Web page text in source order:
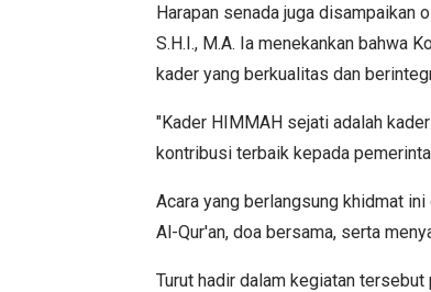
Harapan senada juga disampaikan
S.H.I., M.A. Ia menekankan bahwa
kader yang berkualitas dan
"Kader HIMMAH sejati adalah
kontribusi terbaik kepada
Acara yang berlangsung khidmat
Al-Qur'an, doa bersama, serta
Turut hadir dalam kegiatan